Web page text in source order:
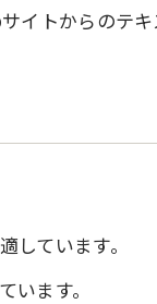
イトからのテキ
ています。
ます。